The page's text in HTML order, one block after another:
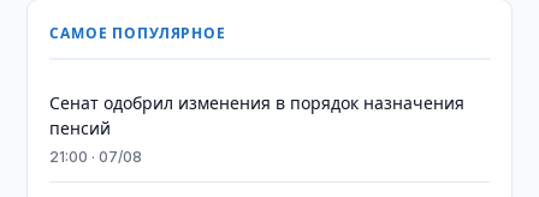
САМОЕ ПОПУЛЯРНОЕ
Сенат одобрил изменения в порядок назначения
пенсий
21:00 · 07/08